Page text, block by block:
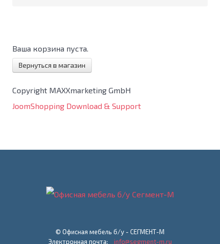
Ваша корзина пуста.
Вернуться в магазин
Copyright MAXXmarketing GmbH
JoomShopping Download & Support
© Офисная мебель б/у - СЕГМЕНТ-М
Электронная почта: info@segment-m.ru